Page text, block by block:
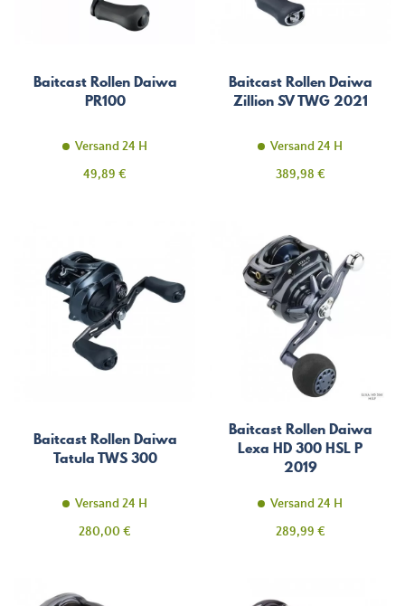
Baitcast Rollen Daiwa
PR100
Versand 24 H
Preis
49,89 €
Baitcast Rollen Daiwa
Zillion SV TWG 2021
Versand 24 H
Preis
389,98 €
Baitcast Rollen Daiwa
Tatula TWS 300
Versand 24 H
Preis
280,00 €
Baitcast Rollen Daiwa
Lexa HD 300 HSL P
2019
Versand 24 H
Preis
289,99 €